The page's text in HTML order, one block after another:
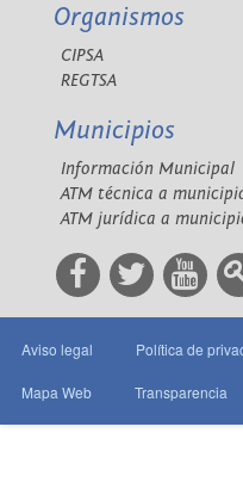
Organismos
CIPSA
REGTSA
Municipios
Información Municipal
ATM técnica a
ATM jurídica a
Aviso legal Política de
Mapa Web Transparencia